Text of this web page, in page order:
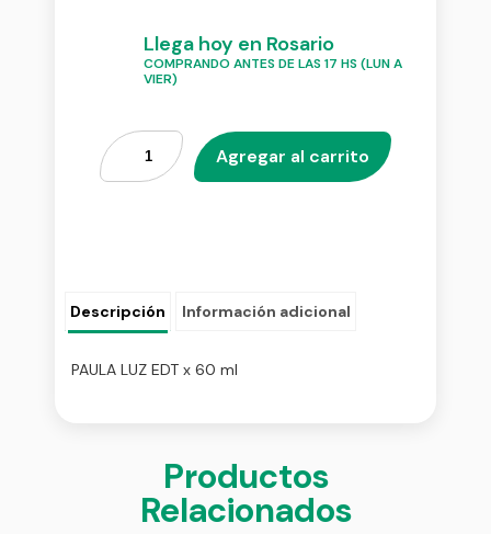
Llega hoy en Rosario
COMPRANDO ANTES DE LAS 17 HS (LUN A
VIER)
Agregar al carrito
Descripción Información adicional
PAULA LUZ EDT x 60 ml
Productos
Relacionados